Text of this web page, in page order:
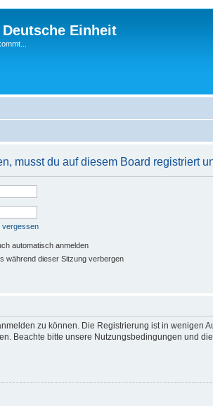
Einheit
musst du auf diesem Board registriert
vergessen
automatisch anmelden
während dieser Sitzung verbergen
zu können. Die Registrierung ist in
Beachte bitte unsere Nutzungsbedingungen und